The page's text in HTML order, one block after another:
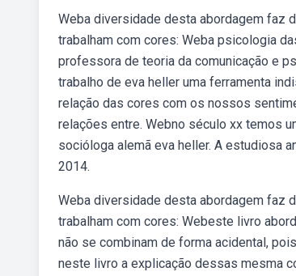
Weba diversidade desta abordagem faz
trabalham com cores: Weba psicologia
professora de teoria da comunicação e
trabalho de eva heller uma ferramenta
relação das cores com os nossos
relações entre. Webno século xx temos
socióloga alemã eva heller. A estudiosa
2014.
Weba diversidade desta abordagem faz
trabalham com cores: Webeste livro
não se combinam de forma acidental,
neste livro a explicação dessas mesma